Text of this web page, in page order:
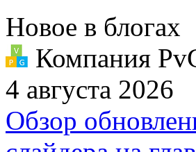
Новое в блогах
Компания
4 августа 2026
Обзор